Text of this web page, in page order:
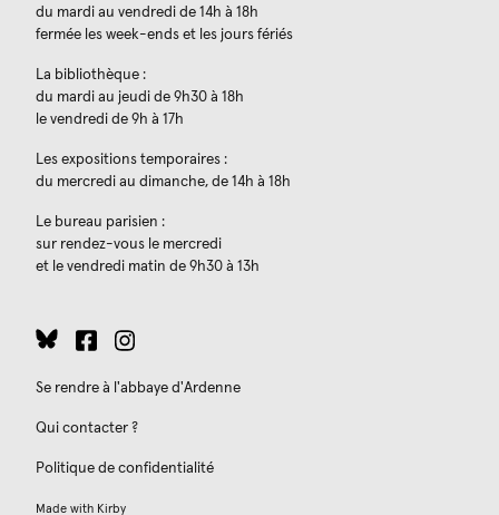
du mardi au vendredi de 14h à 18h
fermée les week-ends et les jours fériés
La bibliothèque :
du mardi au jeudi de 9h30 à 18h
le vendredi de 9h à 17h
Les expositions temporaires :
du mercredi au dimanche, de 14h à 18h
Le bureau parisien :
sur rendez-vous le mercredi
et le vendredi matin de 9h30 à 13h
Se rendre à l'abbaye d'Ardenne
Qui contacter ?
Politique de confidentialité
Made with Kirby